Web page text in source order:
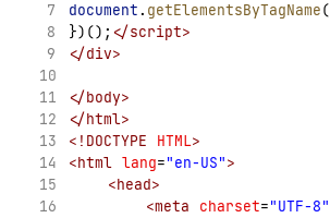
document . getElementsByTagName(
})(); </script>
</div>
</body>
</html>
<!DOCTYPE
HTML>
<html lang="en-US">
<head>
<meta
charset="UTF-8"